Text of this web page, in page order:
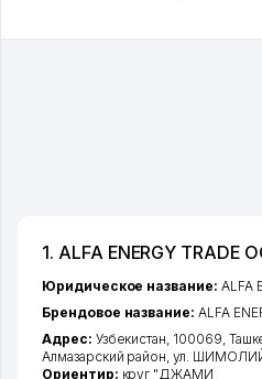
1. ALFA ENERGY TRADE
Юридическое название: ALFA
Брендовое название: ALFA
Адрес: Узбекистан, 100069,
Алмазарский район ,ул.
Ориентир: круг "ДЖАМИ